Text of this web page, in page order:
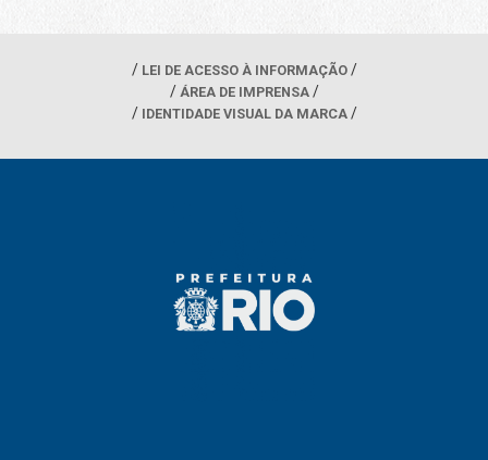
LEI DE ACESSO À INFORMAÇÃO
ÁREA DE IMPRENSA
IDENTIDADE VISUAL DA MARCA